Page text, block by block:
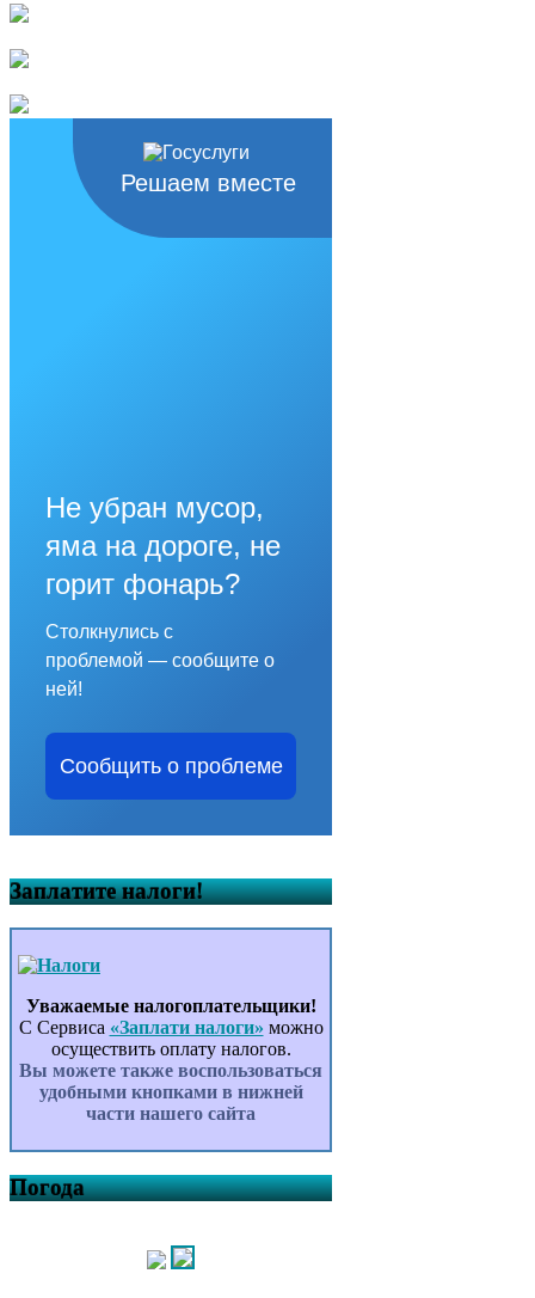
Решаем вместе
Не убран мусор,
яма на дороге, не
горит фонарь?
Столкнулись с
проблемой — сообщите о
ней!
Сообщить о проблеме
Заплатите налоги!
Уважаемые налогоплательщики!
С Сервиса «Заплати налоги» можно
осуществить оплату налогов.
Вы можете также воспользоваться
удобными кнопками в нижней
части нашего сайта
Погода